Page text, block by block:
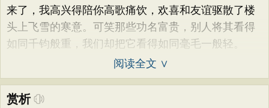
来了，我高兴得陪你高歌痛饮，欢喜和友谊驱散了楼
头上飞雪的寒意。可笑那些功名富贵，别人将其看得
如同千钧般重，我们却把它看得如同毫毛一般轻。
阅读全文 ∨
赏析